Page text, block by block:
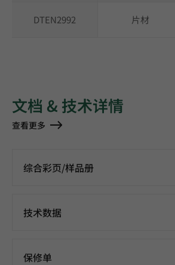
DTEN2992 片材
文档 & 技术详情
查看更多
综合彩页/样品册
技术数据
保修单